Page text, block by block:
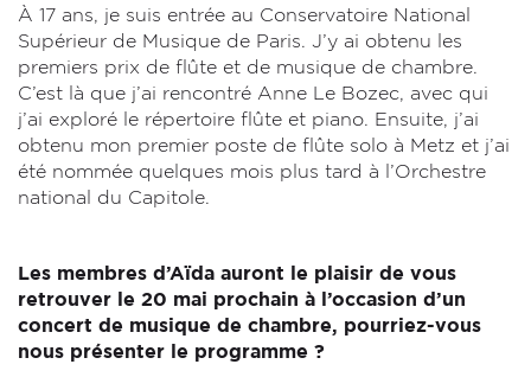
À 17 ans, je suis entrée au Conservatoire National
Supérieur de Musique de Paris. J’y ai obtenu les
premiers prix de flûte et de musique de chambre.
C’est là que j’ai rencontré Anne Le Bozec, avec qui
j’ai exploré le répertoire flûte et piano. Ensuite, j’ai
obtenu mon premier poste de flûte solo à Metz et j’ai
été nommée quelques mois plus tard à l’Orchestre
national du Capitole.
Les membres d’Aïda auront le plaisir de vous
retrouver le 20 mai prochain à l’occasion d’un
concert de musique de chambre, pourriez-vous
nous présenter le programme ?